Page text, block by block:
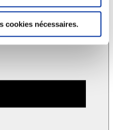
cookies nécessaires.